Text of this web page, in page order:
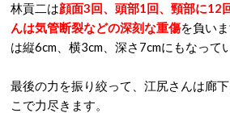
林貢二は顔面3回、頭部1回、頸部に12
んは気管断裂などの深刻な重傷を負い
は縦6cm、横3cm、深さ7cmにもなって
最後の力を振り絞って、江尻さんは廊
こで力尽きます。